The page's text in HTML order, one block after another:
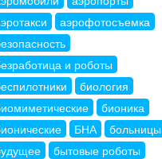
аэрофотосъемка
и роботы
биология
бионика
БНА
больницы
бытовые роботы